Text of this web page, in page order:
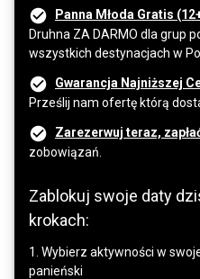
Panna Młoda Gratis
Druhna ZA DARMO dla grup
wszystkich destynacjach w
Gwarancja Najniższej
Prześlij nam ofertę którą
Zarezerwuj teraz,
zobowiązań.
Zablokuj swoje daty
krokach:
1. Wybierz aktywności w
panieński